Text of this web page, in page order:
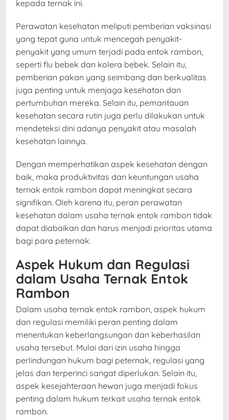
kepada ternak ini.
Perawatan kesehatan meliputi pemberian vaksinasi
yang tepat guna untuk mencegah penyakit-
penyakit yang umum terjadi pada entok rambon,
seperti flu bebek dan kolera bebek. Selain itu,
pemberian pakan yang seimbang dan berkualitas
juga penting untuk menjaga kesehatan dan
pertumbuhan mereka. Selain itu, pemantauan
kesehatan secara rutin juga perlu dilakukan untuk
mendeteksi dini adanya penyakit atau masalah
kesehatan lainnya.
Dengan memperhatikan aspek kesehatan dengan
baik, maka produktivitas dan keuntungan usaha
ternak entok rambon dapat meningkat secara
signifikan. Oleh karena itu, peran perawatan
kesehatan dalam usaha ternak entok rambon tidak
dapat diabaikan dan harus menjadi prioritas utama
bagi para peternak.
Aspek Hukum dan Regulasi
dalam Usaha Ternak Entok
Rambon
Dalam usaha ternak entok rambon, aspek hukum
dan regulasi memiliki peran penting dalam
menentukan keberlangsungan dan keberhasilan
usaha tersebut. Mulai dari izin usaha hingga
perlindungan hukum bagi peternak, regulasi yang
jelas dan terperinci sangat diperlukan. Selain itu,
aspek kesejahteraan hewan juga menjadi fokus
penting dalam hukum terkait usaha ternak entok
rambon.